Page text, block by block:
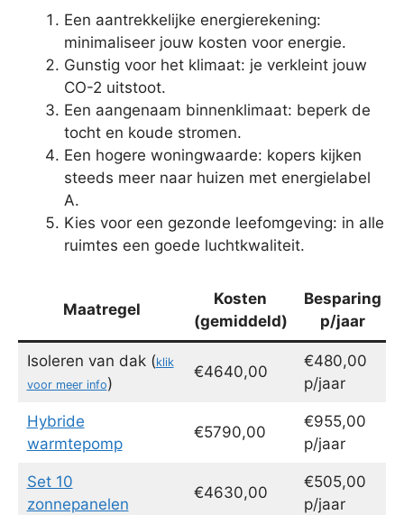
Een aantrekkelijke energierekening:
minimaliseer jouw kosten voor energie.
Gunstig voor het klimaat: je verkleint jouw
CO-2 uitstoot.
Een aangenaam binnenklimaat: beperk de
tocht en koude stromen.
Een hogere woningwaarde: kopers kijken
steeds meer naar huizen met energielabel
A.
Kies voor een gezonde leefomgeving: in alle
ruimtes een goede luchtkwaliteit.
Maatregel
Kosten
(gemiddeld)
Besparing
p/jaar
Isoleren van dak (klik
voor meer info)
€4640,00
€480,00
p/jaar
Hybride
warmtepomp
€5790,00
€955,00
p/jaar
Set 10
zonnepanelen
€4630,00
€505,00
p/jaar